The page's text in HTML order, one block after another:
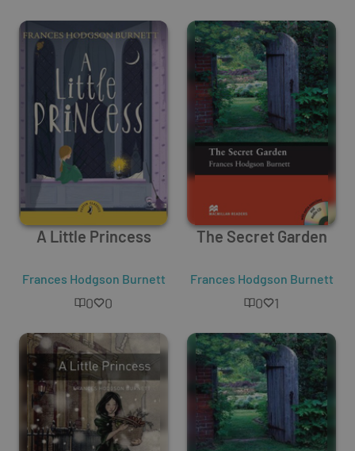
A Little Princess
Frances Hodgson Burnett
0 0
The Secret Garden
Frances Hodgson Burnett
0 1